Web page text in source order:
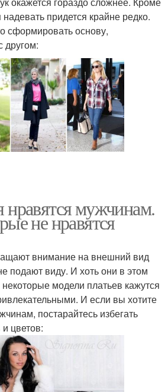
придется крайне редко.
сформировать основу,
другом:
нравятся мужчинам.
не нравятся
внимание на внешний вид
подают виду. И хоть они в этом
модели платьев кажутся
И если вы хотите
постарайтесь избегать
цветов: